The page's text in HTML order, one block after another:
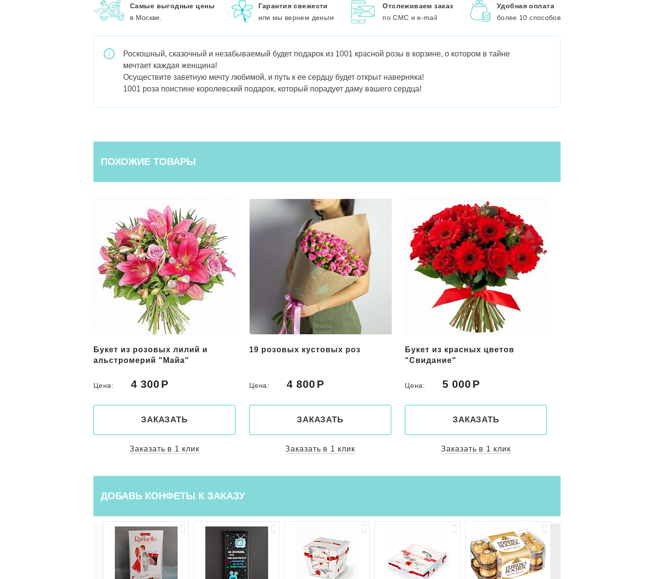
Самые выгодные цены
в Москве.
Гарантия свежести
или мы вернем деньги
Отслеживаем заказ
по СМС и e-mail
Удобная оплата
более 10 способов
Роскошный, сказочный и незабываемый будет подарок из 1001 красной розы в корзине, о котором в тайне
мечтает каждая женщина!
Осуществите заветную мечту любимой, и путь к ее сердцу будет открыт наверняка!
1001 роза поистине королевский подарок, который порадует даму вашего сердца!
ПОХОЖИЕ ТОВАРЫ
19 розовых кустовых роз
Цена: 4 800
ЗАКАЗАТЬ
Заказать в 1 клик
Букет из красных цветов
Цена: 5 000
ЗАКАЗАТЬ
Заказать в 1 клик
Букет цветов в корзине
"Романс"
Цена: 5 150
ЗАКАЗАТЬ
Заказать в 1 клик
ДОБАВЬ КОНФЕТЫ К ЗАКАЗУ